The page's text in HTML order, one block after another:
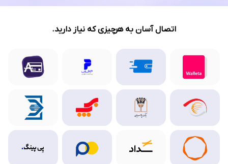
اتصال آسان به هرچیزی که نیاز دارید.